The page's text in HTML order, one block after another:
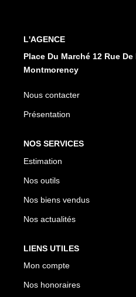
L'AGENCE
Place Du Marché 12 Rue
Montmorency
Nous contacter
Présentation
NOS SERVICES
Estimation
Nos outils
Nos biens vendus
Nos actualités
LIENS UTILES
Mon compte
Nos honoraires